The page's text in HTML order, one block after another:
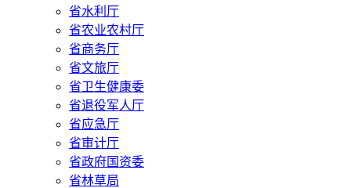
省水利厅
省农业农村厅
省商务厅
省文旅厅
省卫生健康委
省退役军人厅
省应急厅
省审计厅
省政府国资委
省林草局